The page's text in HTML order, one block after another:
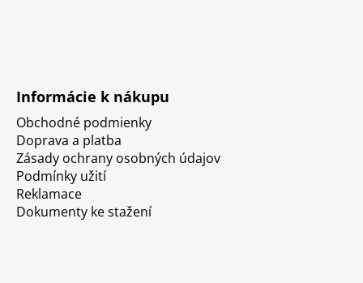
Informácie k nákupu
Obchodné podmienky
Doprava a platba
Zásady ochrany osobných údajov
Podmínky užití
Reklamace
Dokumenty ke stažení